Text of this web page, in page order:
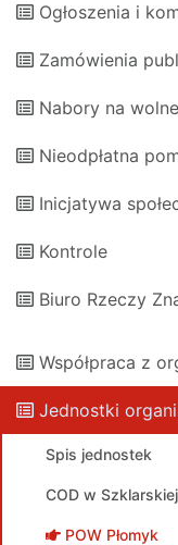
Ogłoszenia i
Zamówienia
Nabory na
Nieodpłatna
Inicjatywa
Kontrole
Biuro Rzeczy
Współpraca z
Jednostki
Spis jednostek
COD w
POW Płomyk